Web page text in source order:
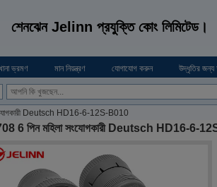
শেনঝেন Jelinn প্রযুক্তি কোং লিমিটেড।
ভ্রমণ মান নিয়ন্ত্রণ যোগাযোগ করুন উদ্ধৃতির
Deutsch HD16-6-12S-B010
6 পিন মহিলা সংযোগকারী Deutsch HD16-6-